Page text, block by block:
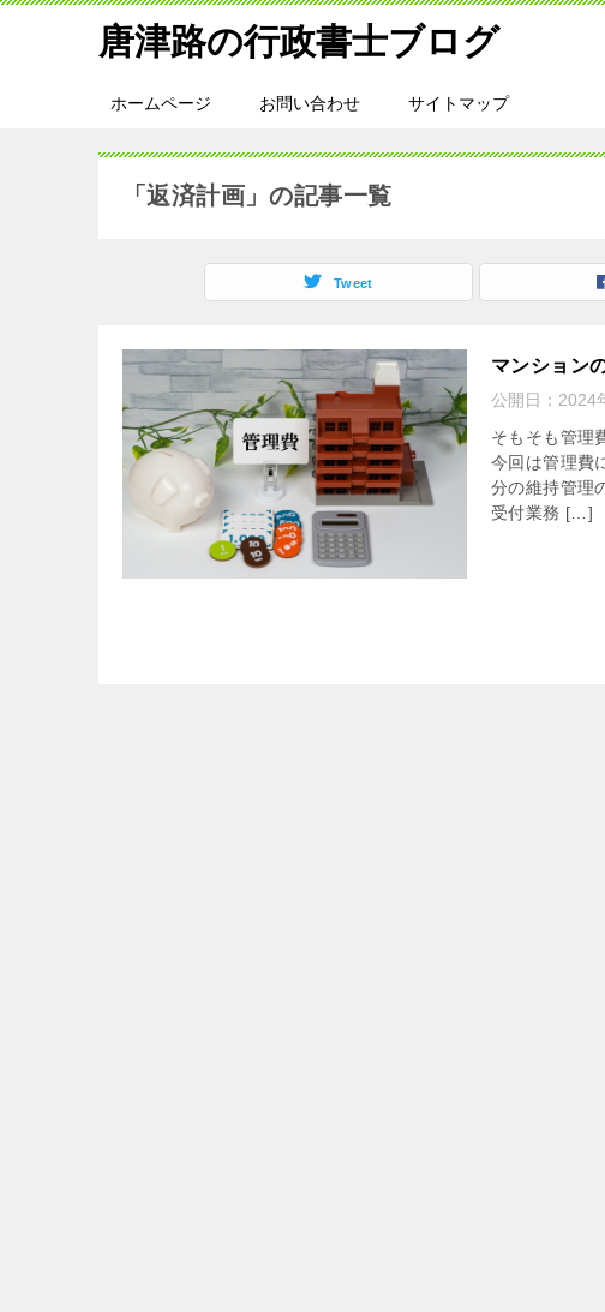
唐津路の行政書士ブログ
ホームページ お問い合わせ サイトマップ
「返済計画」の記事一覧
Tweet
マンション
公開日： 2024
そもそも管理
今回は管理費
分の維持管理
受付業務 […]